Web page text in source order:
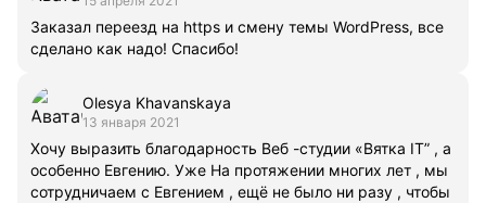
Заказал переезд на https и смену темы WordPress, все
сделано как надо! Спасибо!
Olesya Khavanskaya
13 января 2021
Хочу выразить благодарность Веб -студии «Вятка IT” , а
особенно Евгению. Уже На протяжении многих лет , мы
сотрудничаем с Евгением , ещё не было ни разу , чтобы